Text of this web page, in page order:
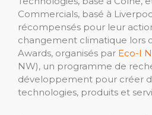
Commercials, basé à
récompensés pour leur
changement climatique lors
Awards, organisés par Eco-I
NW), un programme de
développement pour créer
technologies, produits et